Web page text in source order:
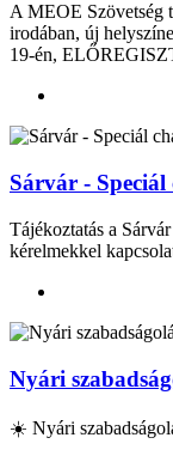
A MEOE Szövetség
irodában, új
19-én,
Sárvár -
Tájékoztatás a
kérelmekkel
Nyári
☀️ Nyári